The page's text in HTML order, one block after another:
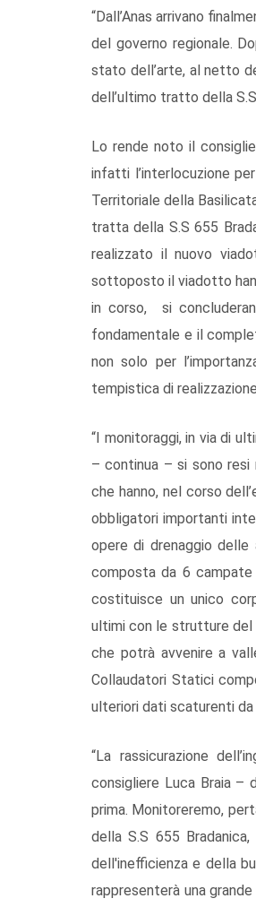
“Dall’Anas arrivano
del governo regionale.
stato dell’arte, al netto
dell’ultimo tratto della
Lo rende noto il
infatti l’interlocuzione
Territoriale della
tratta della S.S 655
realizzato il nuovo
sottoposto il viadotto
in corso, si
fondamentale e il
non solo per
tempistica di
“I monitoraggi, in via di
– continua – si sono
che hanno, nel corso
obbligatori importanti
opere di drenaggio
composta da 6
costituisce un unico
ultimi con le strutture del
che potrà avvenire a
Collaudatori Statici
ulteriori dati scaturenti
“La rassicurazione
consigliere Luca Braia
prima. Monitoreremo,
della S.S 655
dell'inefficienza e della
rappresenterà una